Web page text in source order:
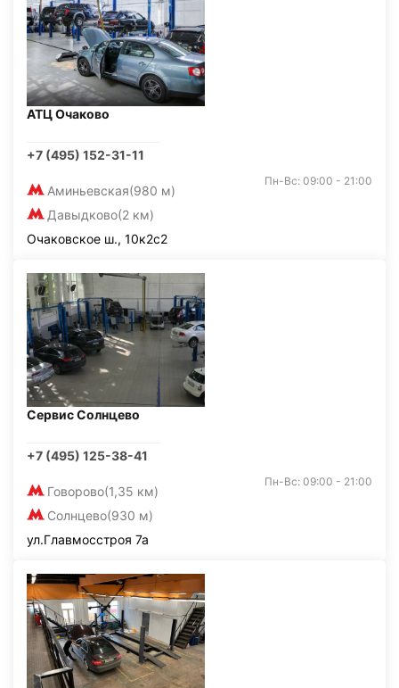
АТЦ Очаково
+7 (495) 152-31-11
Аминьевская(980 м)
Давыдково(2 км)
Пн-Вс: 09:00 - 21:00
Очаковское ш., 10к2с2
Сервис Солнцево
+7 (495) 125-38-41
Говорово(1,35 км)
Солнцево(930 м)
Пн-Вс: 09:00 - 21:00
ул.Главмосстроя 7а